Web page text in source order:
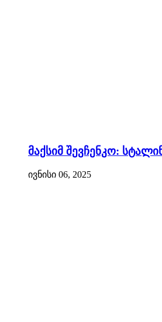
მაქსიმ შევჩენკო:
ივნისი 06, 2025